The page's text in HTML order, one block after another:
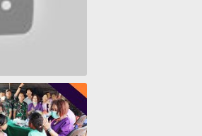
Lagu Rohani Tanpa Iklan - Lagu Pujian dan Penyembahan Paskah 2022